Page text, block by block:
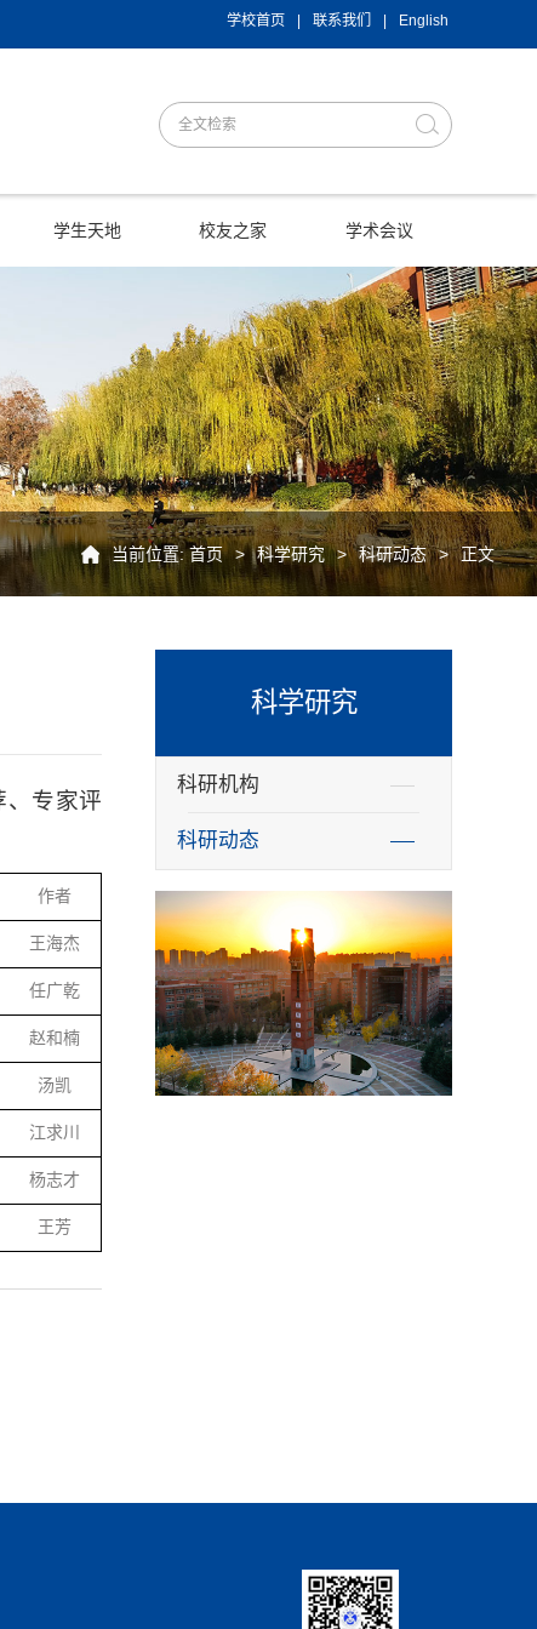
学校首页 联系我们 English
学生天地 校友之家 学术会议
当前位置:首页 > 科学研究 > 科研动态 > 正文
科学研究
科研机构
科研动态
专家评
作者
王海杰
任广乾
赵和楠
汤凯
江求川
杨志才
王芳